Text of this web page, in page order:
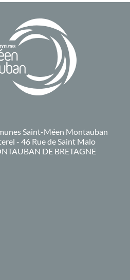
Saint-Méen Montauban
- 46 Rue de Saint Malo
DE BRETAGNE